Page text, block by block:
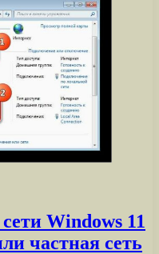
Windows 11
частная сеть